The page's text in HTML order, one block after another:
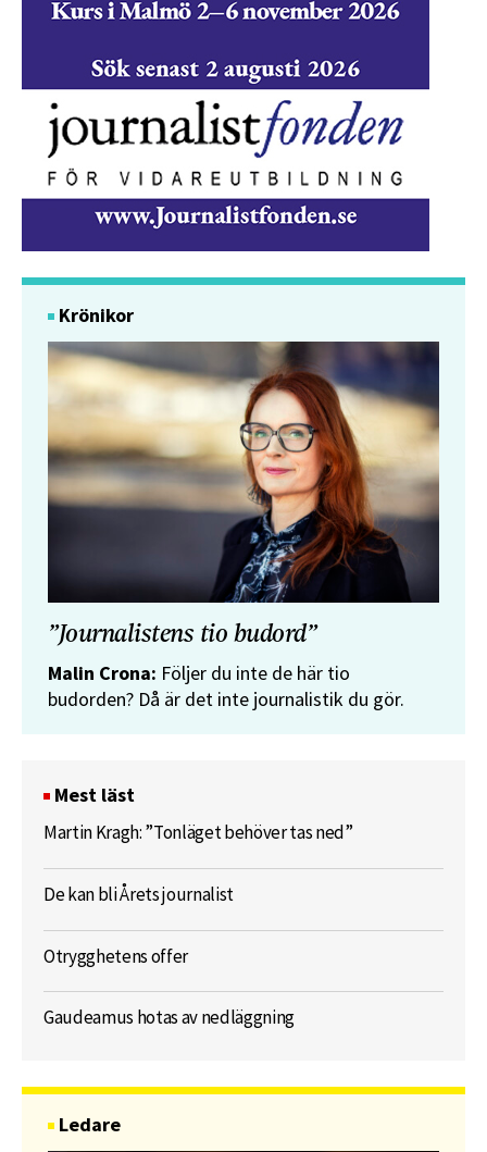
Krönikor
”Journalistens tio budord”
Malin Crona: Följer du inte de här tio
budorden? Då är det inte journalistik du gör.
Mest läst
Martin Kragh: ”Tonläget behöver tas ned”
De kan bli Årets journalist
Otrygghetens offer
Gaudeamus hotas av nedläggning
Ledare